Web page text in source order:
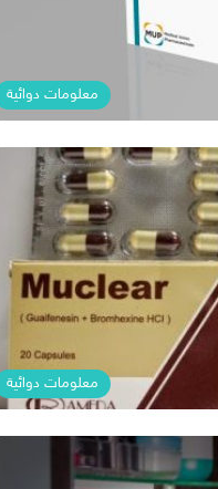
معلومات دوائية
معلومات دوائية